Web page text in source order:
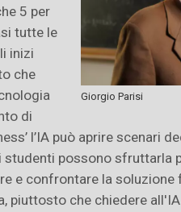
Giorgio Parisi
5 per
tutte le
inizi
che
di
l’IA può aprire scenari
studenti possono sfruttarla
e confrontare la
piuttosto che chiedere